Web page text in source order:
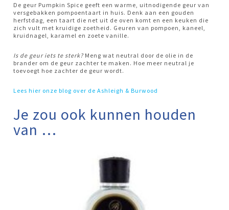
De geur Pumpkin Spice geeft een warme, uitnodigende geur van
versgebakken pompoentaart in huis. Denk aan een gouden
herfstdag, een taart die net uit de oven komt en een keuken die
zich vult met kruidige zoetheid. Geuren van pompoen, kaneel,
kruidnagel, karamel en zoete vanille.
Is de geur iets te sterk? Meng wat neutral door de olie in de
brander om de geur zachter te maken. Hoe meer neutral je
toevoegt hoe zachter de geur wordt.
Lees hier onze blog over de Ashleigh & Burwood
Je zou ook kunnen houden
van …